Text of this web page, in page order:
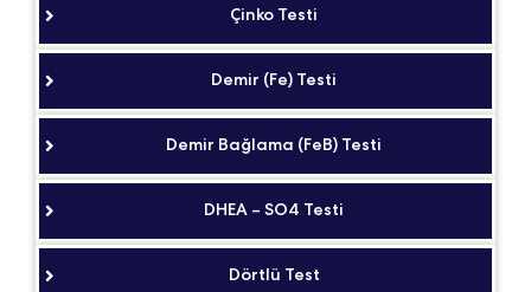
Çinko Testi
Demir (Fe) Testi
Demir Bağlama (FeB) Testi
DHEA – SO4 Testi
Dörtlü Test